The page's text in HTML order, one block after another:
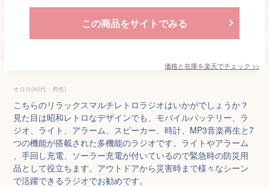
この商品をサイトでみる
価格と在庫を楽天でチェック >>
オロロ(40代・男性)
こちらのリラックスマルチレトロラジオはいかがでしょうか？
見た目は昭和レトロなデザインでも、モバイルバッテリー、ラ
ジオ、ライト、アラーム、スピーカー、時計、MP3音楽再生と7
つの機能が搭載された多機能のラジオです。ライトやアラーム
、手回し充電、ソーラー充電が付いているので緊急時の防災用
品として役立ちます。アウトドアから災害時まで様々なシーン
で活躍できるラジオでお勧めです。